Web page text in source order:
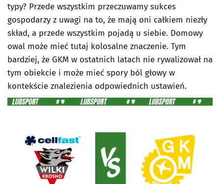
typy? Przede wszystkim przeczuwamy sukces
gospodarzy z uwagi na to, że mają oni całkiem niezły
skład, a przede wszystkim pojadą u siebie. Domowy
owal może mieć tutaj kolosalne znaczenie. Tym
bardziej, że GKM w ostatnich latach nie rywalizował na
tym obiekcie i może mieć spory ból głowy w
kontekście znalezienia odpowiednich ustawień.